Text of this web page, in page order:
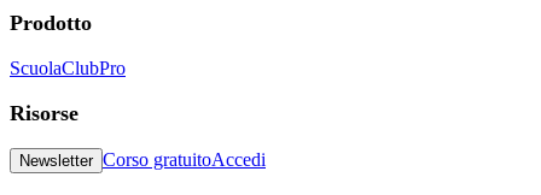
Prodotto
ScuolaClubPro
Risorse
Newsletter Corso gratuitoAccedi